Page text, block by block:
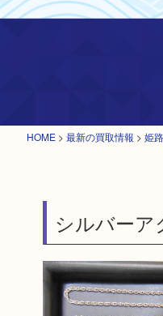
HOME > 最新の買取情報 > 姫
シルバーア